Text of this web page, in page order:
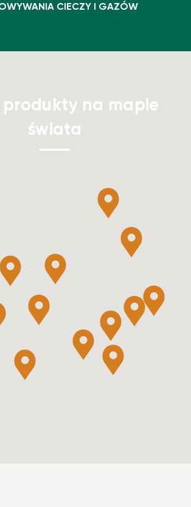
CIECZY I GAZÓW
produkty na mapie
świata